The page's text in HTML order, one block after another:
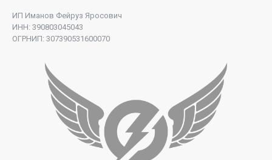
ИП Иманов Фейруз Яросович
ИНН: 390803045043
ОГРНИП: 307390531600070